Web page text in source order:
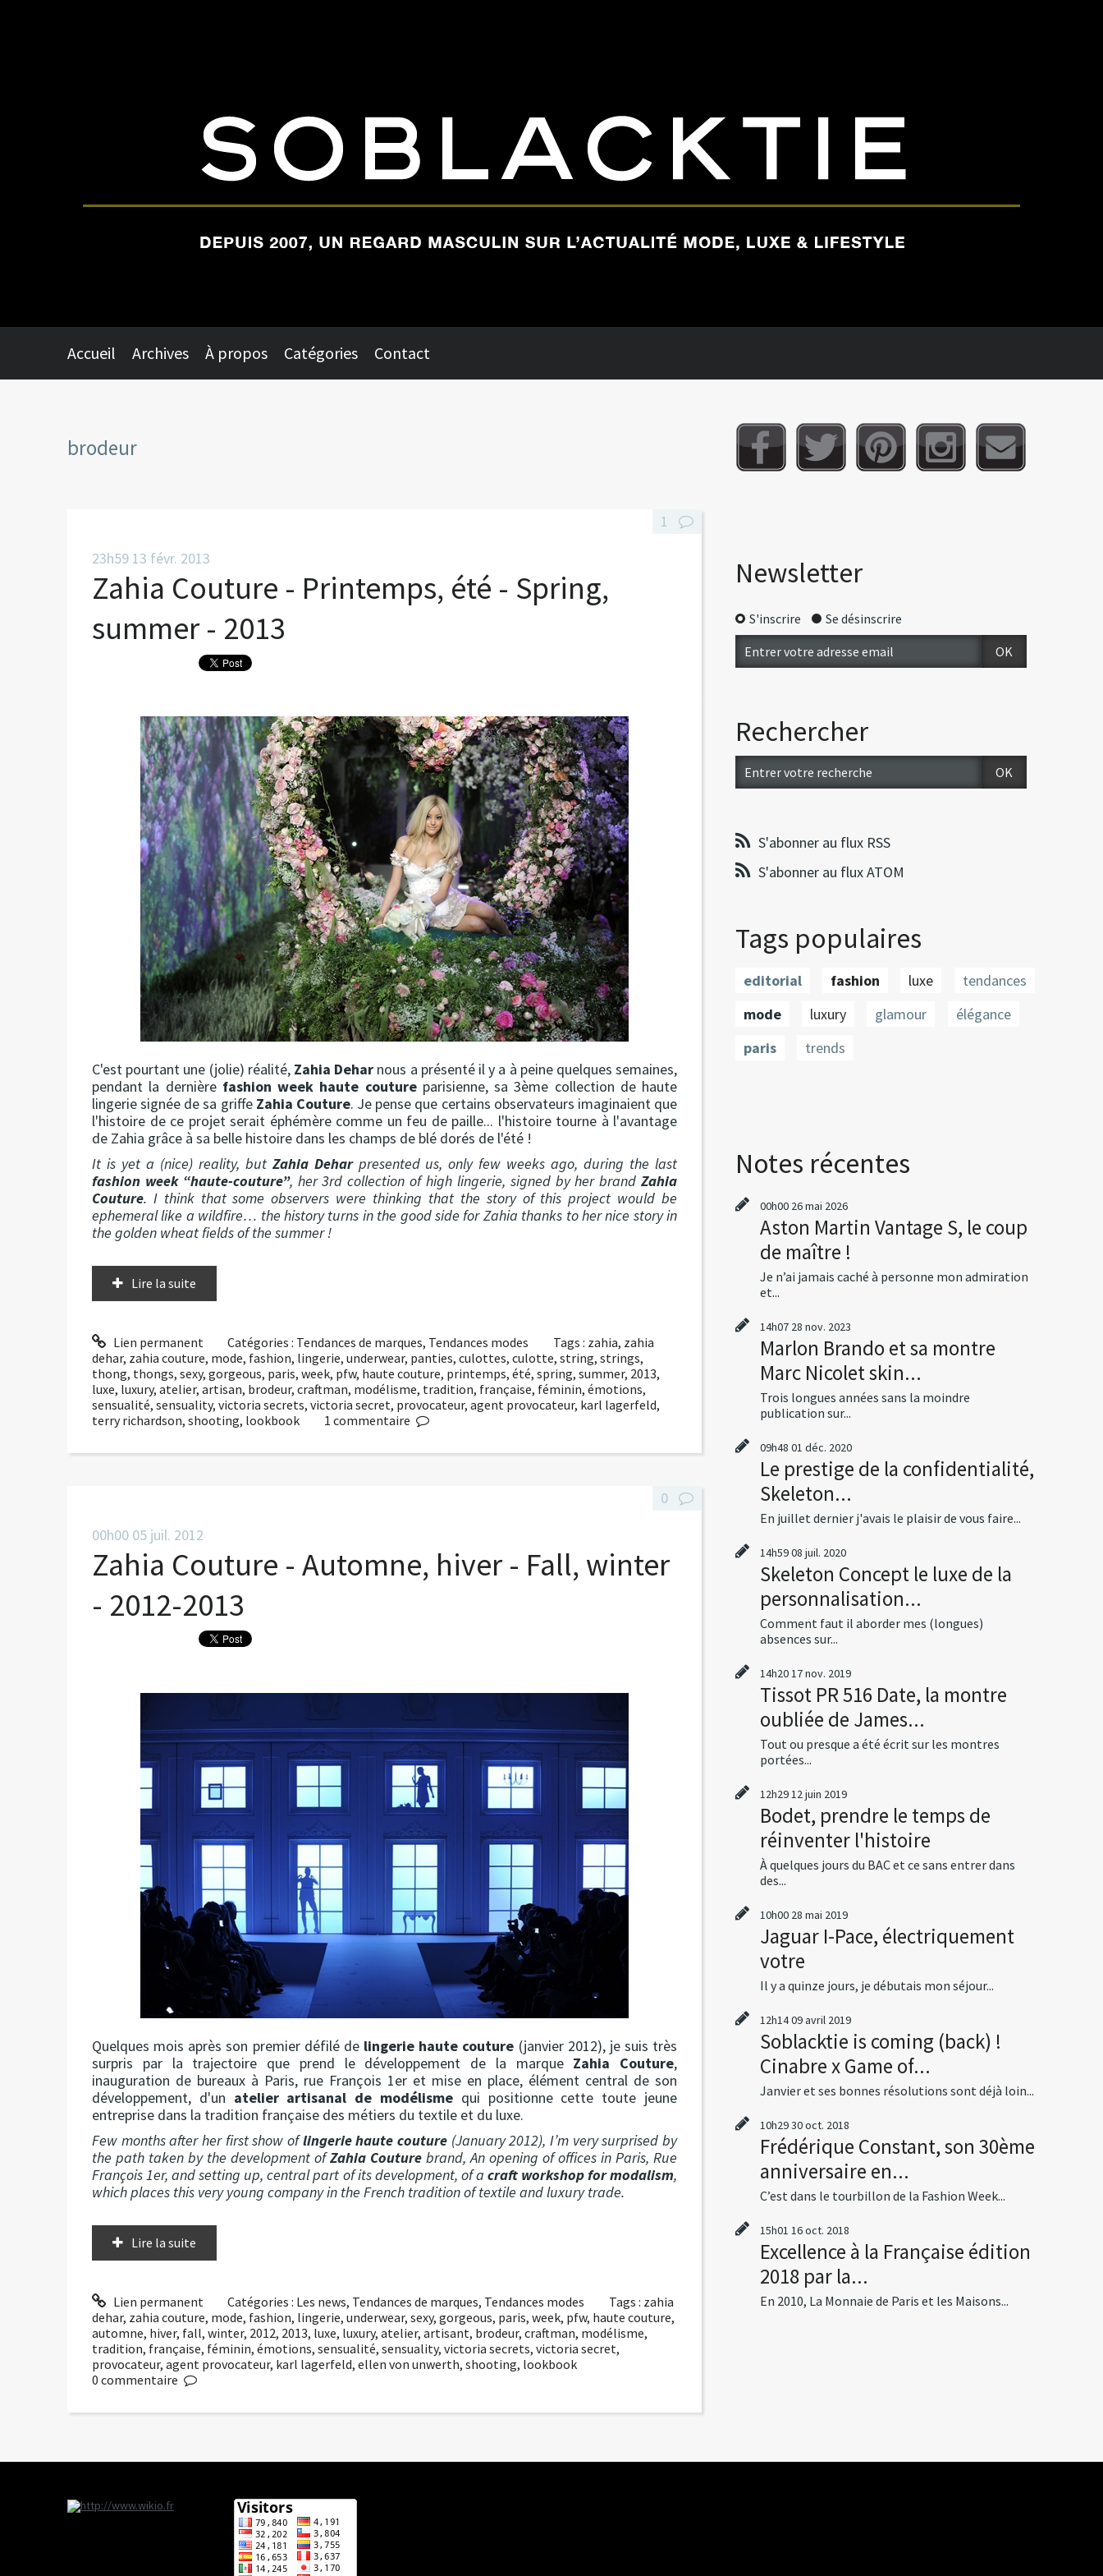
Accueil Archives À propos Catégories Contact
brodeur
23h59 13 févr. 2013
Zahia Couture - Printemps, été - Spring,
summer - 2013
C'est pourtant une (jolie) réalité, Zahia Dehar nous a présenté il y a à peine quelques semaines,
pendant la dernière fashion week haute coutureparisienne, sa 3ème collection de haute
lingerie signée de sa griffe Zahia Couture. Je pense que certains observateurs imaginaient que
l'histoire de ce projet serait éphémère comme un feu de paille... l'histoire tourne à l'avantage
de Zahia grâce à sa belle histoire dans les champs de blé dorés de l'été !
It is yet a (nice) reality, but Zahia Deharpresented us, only few weeks ago, during the last
fashion week “haute-couture”, her 3rd collection of high lingerie, signed by her brandZahia
Couture. I think that some observers were thinking that the story of this project would be
ephemeral like a wildfire… the history turns in the good side for Zahia thanks to her nice story in
the golden wheat fields of the summer !
Lire la suite
Lien permanent Catégories : Tendances de marques, Tendances modes Tags : zahia, zahia
dehar, zahia couture, mode, fashion, lingerie, underwear, panties, culottes, culotte, string, strings,
thong, thongs, sexy, gorgeous, paris, week, pfw, haute couture, printemps, été, spring, summer, 2013,
luxe, luxury, atelier, artisan, brodeur, craftman, modélisme, tradition, française, féminin, émotions,
sensualité, sensuality, victoria secrets, victoria secret, provocateur, agent provocateur, karl lagerfeld,
terry richardson, shooting, lookbook
1
1 commentaire
00h00 05 juil. 2012
Zahia Couture - Automne, hiver - Fall, winter
- 2012-2013
Quelques mois après son premier défilé de lingerie haute couture (janvier 2012), je suis très
surpris par la trajectoire que prend le développement de la marque Zahia Couture,
inauguration de bureaux à Paris, rue François 1er et mise en place, élément central de son
développement, d'un atelier artisanal de modélisme qui positionne cette toute jeune
entreprise dans la tradition française des métiers du textile et du luxe.
Few months after her first show oflingerie haute couture (January 2012), I’m very surprised by
the path taken by the development ofZahia Couture brand, An opening of offices in Paris, Rue
François 1er, and setting up, central part of its development, of a craft workshop for modalism,
which places this very young company in the French tradition of textile and luxury trade.
Lire la suite
Lien permanent Catégories : Les news, Tendances de marques, Tendances modes Tags : zahia
dehar, zahia couture, mode, fashion, lingerie, underwear, sexy, gorgeous, paris, week, pfw, haute couture,
automne, hiver, fall, winter, 2012, 2013, luxe, luxury, atelier, artisant, brodeur, craftman, modélisme,
tradition, française, féminin, émotions, sensualité, sensuality, victoria secrets, victoria secret,
provocateur, agent provocateur, karl lagerfeld, ellen von unwerth, shooting, lookbook
0
0 commentaire
Newsletter
S'inscrire Se désinscrire
Rechercher
S'abonner au flux RSS
S'abonner au flux ATOM
Tags populaires
editorial fashion luxe
tendances
mode
luxury glamour
élégance
paris
trends
Notes récentes
00h00 26mai 2026
Aston Martin Vantage S, le coup
de maître !
Je n’ai jamais caché à personne mon admiration
et...
14h07 28 nov. 2023
Marlon Brando et sa montre
Marc Nicolet skin...
Trois longues années sans la moindre
publication sur...
09h48 01 déc. 2020
Le prestige de la confidentialité,
Skeleton...
En juillet dernier j'avais le plaisir de vous faire...
14h5908 juil. 2020
Skeleton Concept le luxe de la
personnalisation...
Comment faut il aborder mes (longues)
absences sur...
14h2017nov. 2019
Tissot PR 516 Date, la montre
oubliée de James...
Tout ou presque a été écrit sur les montres
portées...
12h2912juin 2019
Bodet, prendre le temps de
réinventer l'histoire
À quelques jours du BAC et ce sans entrer dans
des...
10h00 28 mai 2019
Jaguar I-Pace, électriquement
votre
Il y a quinze jours, je débutais mon séjour...
12h1409avril 2019
Soblacktie is coming (back) !
Cinabre x Game of...
Janvier et ses bonnes résolutions sont déjà loin...
10h2930oct. 2018
Frédérique Constant, son 30ème
anniversaire en...
C’est dans le tourbillon de la Fashion Week...
15h01 16oct. 2018
Excellence à la Française édition
2018 par la...
En 2010, La Monnaie de Paris et les Maisons...